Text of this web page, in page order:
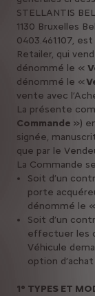
STELLANTIS
1130 Bruxelles
0403.461.107,
Retailer, qui
dénommé le «
dénommé le «
vente avec
La présente
Commande »)
signée,
que par le
La Commande
Soit d’un
porte
dénommé le «
Soit d’un
effectuer les
Véhicule
option
1° TYPES ET